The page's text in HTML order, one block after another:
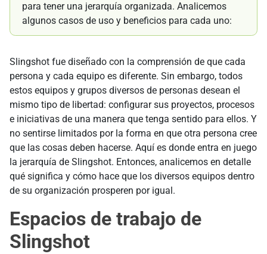
para tener una jerarquía organizada. Analicemos
algunos casos de uso y beneficios para cada uno:
Slingshot fue diseñado con la comprensión de que cada
persona y cada equipo es diferente. Sin embargo, todos
estos equipos y grupos diversos de personas desean el
mismo tipo de libertad: configurar sus proyectos, procesos
e iniciativas de una manera que tenga sentido para ellos. Y
no sentirse limitados por la forma en que otra persona cree
que las cosas deben hacerse. Aquí es donde entra en juego
la jerarquía de Slingshot. Entonces, analicemos en detalle
qué significa y cómo hace que los diversos equipos dentro
de su organización prosperen por igual.
Espacios de trabajo de
Slingshot